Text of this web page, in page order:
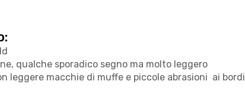
qualche sporadico segno ma molto leggero
leggere macchie di muffe e piccole abrasioni ai bordi